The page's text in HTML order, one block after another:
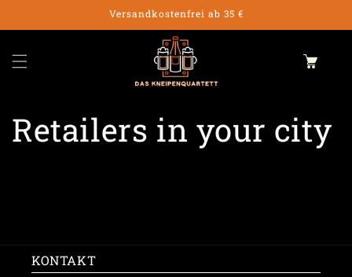
Versandkostenfrei ab 35 €
Cart
Retailers in your city
KONTAKT